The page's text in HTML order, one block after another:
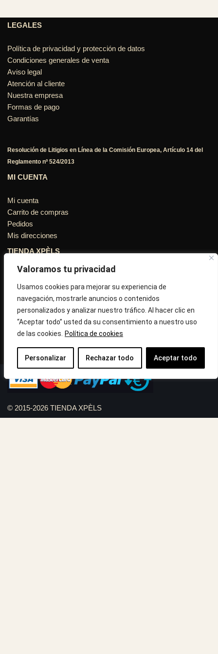
Valoramos tu privacidad
Usamos cookies para mejorar su experiencia de
navegación, mostrarle anuncios o contenidos
personalizados y analizar nuestro tráfico. Al hacer clic en
“Aceptar todo” usted da su consentimiento a nuestro uso
de las cookies.
Política de cookies
Personalizar Rechazar todo Aceptar todo
LEGALES
Política de privacidad y protección de datos
Condiciones generales de venta
Aviso legal
Atención al cliente
Nuestra empresa
Formas de pago
Garantías
Resolución de Litigios en Línea de la Comisión Europea, Artículo 14 del
Reglamento nº 524/2013
MI CUENTA
Mi cuenta
Carrito de compras
Pedidos
Mis direcciones
TIENDA XPÈLS
Avinguda Molins de Rei Nº 3
08755, Barcelona, Cataluña, España
Horario: Lun-Vie 09:30h a 13:30h y 16:45h a 20:00h - Sab
10:30h a 14:.00h
Correo:info@tiendaxpels.com
© 2015-2026 TIENDA XPÈLS